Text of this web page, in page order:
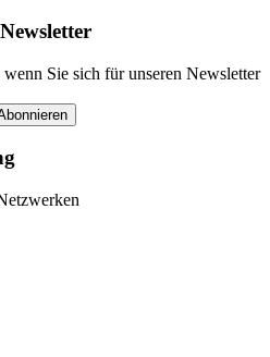
Sie sich für unseren Newsletter